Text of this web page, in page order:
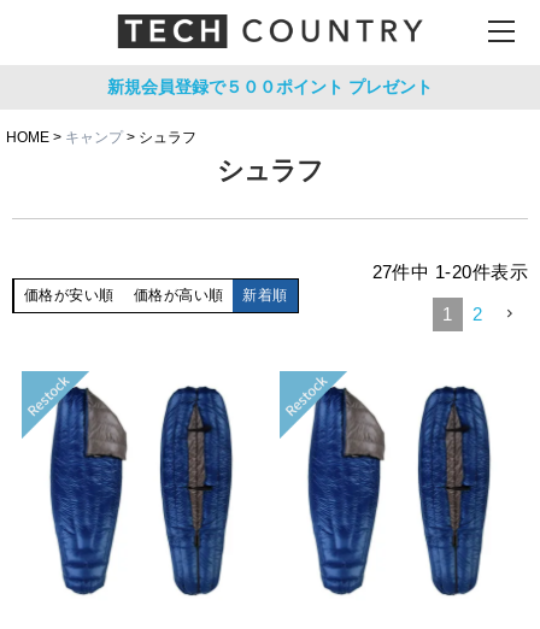
新規会員登録で５００ポイント プレゼント
HOME キャンプ シュラフ
シュラフ
価格が安い順 価格が高い順 新着順
27件中 1-20件表示
1 2